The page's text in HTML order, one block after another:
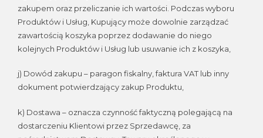
zakupem oraz przeliczanie ich wartości. Podczas wyboru
Produktów i Usług, Kupujący może dowolnie zarządzać
zawartością koszyka poprzez dodawanie do niego
kolejnych Produktów i Usług lub usuwanie ich z koszyka,
j) Dowód zakupu – paragon fiskalny, faktura VAT lub inny
dokument potwierdzający zakup Produktu,
k) Dostawa – oznacza czynność faktyczną polegającą na
dostarczeniu Klientowi przez Sprzedawcę, za